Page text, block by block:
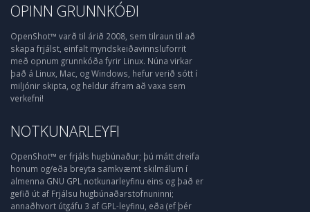
OPINN GRUNNKÓÐI
OpenShot™ varð til árið 2008, sem tilraun til að
skapa frjálst, einfalt myndskeiðavinnsluforrit
með opnum grunnkóða fyrir Linux. Núna virkar
það á Linux, Mac, og Windows, hefur verið sótt í
miljónir skipta, og heldur áfram að vaxa sem
verkefni!
NOTKUNARLEYFI
OpenShot™ er frjáls hugbúnaður; þú mátt dreifa
honum og/eða breyta samkvæmt skilmálum í
almenna GNU GPL notkunarleyfinu eins og það er
gefið út af Frjálsu hugbúnaðarstofnuninni;
annaðhvort útgáfu 3 af GPL-leyfinu, eða (ef þér